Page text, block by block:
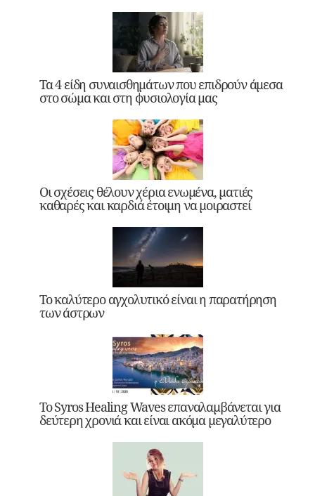
Τα 4 είδη συναισθημάτων που επιδρούν άμεσα
στο σώμα και στη φυσιολογία μας
Οι σχέσεις θέλουν χέρια ενωμένα, ματιές
καθαρές και καρδιά έτοιμη να μοιραστεί
Το καλύτερο αγχολυτικό είναι η παρατήρηση
των άστρων
Το Syros Healing Waves επαναλαμβάνεται για
δεύτερη χρονιά και είναι ακόμα μεγαλύτερο